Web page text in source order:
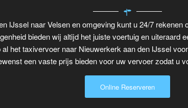
IJssel naar Velsen en omgeving kunt u 24/7 rekenen
bieden wij altijd het juiste voertuig en uiteraard
het taxivervoer naar Nieuwerkerk aan den IJssel
een vaste prijs bieden voor uw vervoer zodat u
Online Reserveren